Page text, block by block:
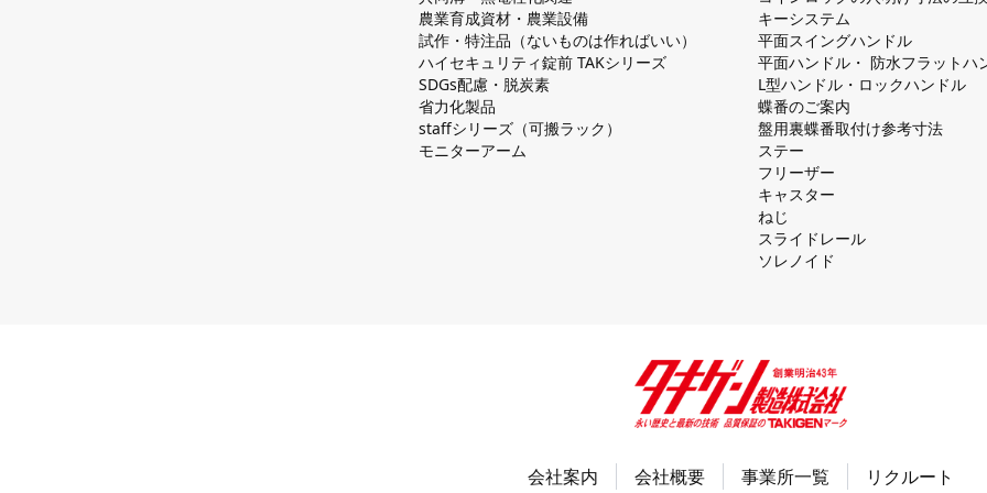
農業育成資材・農業設備
試作・特注品（ないものは作ればいい）
ハイセキュリティ錠前 TAKシリーズ
SDGs配慮・脱炭素
省力化製品
staffシリーズ（可搬ラック）
モニターアーム
キーシステム
平⾯スイングハンドル
平⾯ハンドル・ 防⽔フラットハ
L型ハンドル・ロックハンドル
蝶番のご案内
盤⽤裏蝶番取付け参考⼨法
ステー
フリーザー
キャスター
ねじ
スライドレール
ソレノイド
会社案内 会社概要 事業所一覧 リクルート